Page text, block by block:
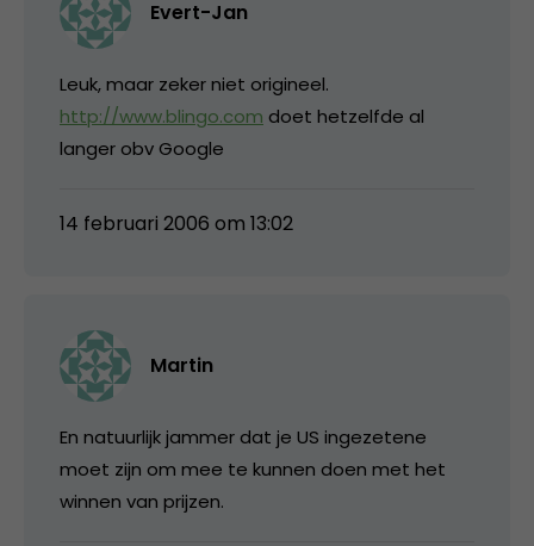
Evert-Jan
Leuk, maar zeker niet origineel.
http://www.blingo.com doet hetzelfde al
langer obv Google
14 februari 2006 om 13:02
Martin
En natuurlijk jammer dat je US ingezetene
moet zijn om mee te kunnen doen met het
winnen van prijzen.